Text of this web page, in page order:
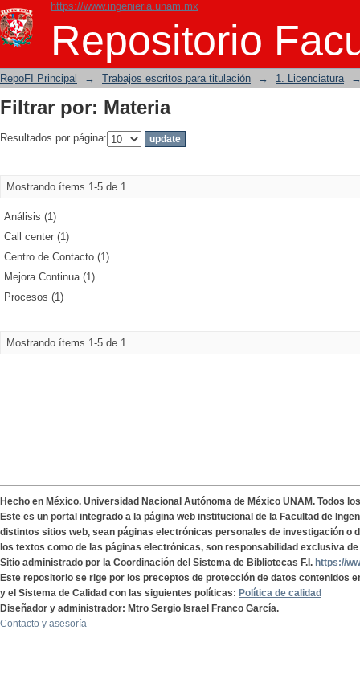
https://www.ingenieria.unam.mx
Repositorio
Filtrar por: Materia
RepoFI Principal → Trabajos escritos para titulación → 1. Licenciatura
Filtrar por: Materia
Resultados por página:
Mostrando ítems 1-5 de 1
Análisis (1)
Call center (1)
Centro de Contacto (1)
Mejora Continua (1)
Procesos (1)
Mostrando ítems 1-5 de 1
Hecho en México. Universidad Nacional Autónoma de México UNAM. Todos
Este es un portal integrado a la página web institucional de la Facultad de
distintos sitios web, sean páginas electrónicas personales de investigación o
los textos como de las páginas electrónicas, son responsabilidad exclusiva
Sitio administrado por la Coordinación del Sistema de Bibliotecas F.I. https://
Este repositorio se rige por los preceptos de protección de datos contenidos
y el Sistema de Calidad con las siguientes políticas: Política de calidad
Diseñador y administrador: Mtro Sergio Israel Franco García.
Contacto y asesoría